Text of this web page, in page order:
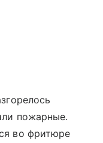
пожарные.
во фритюре